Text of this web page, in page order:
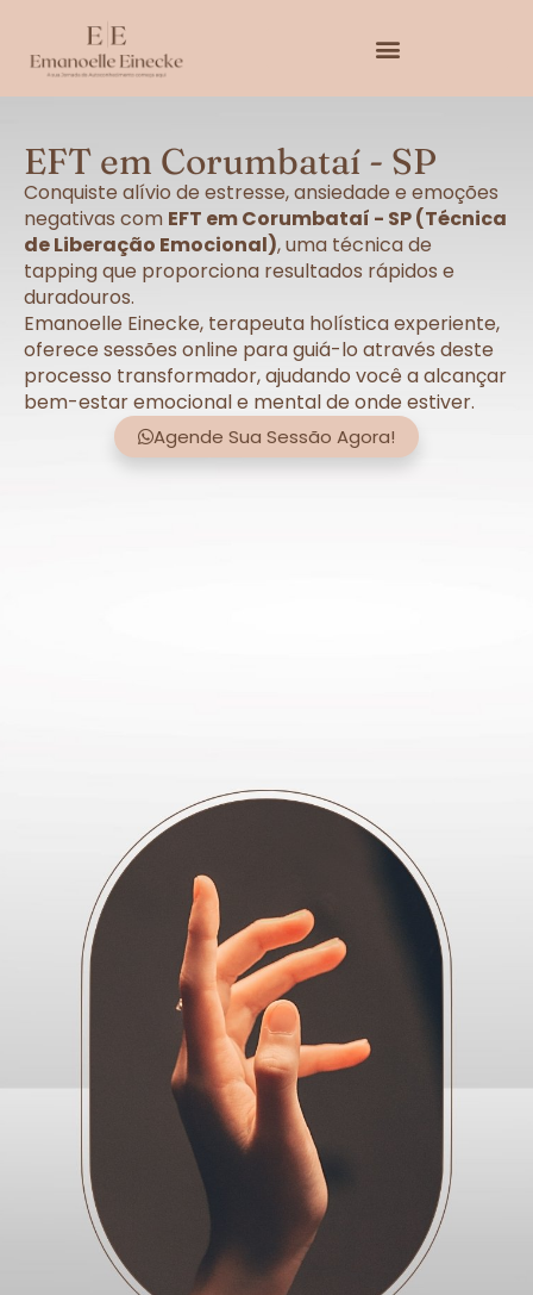
EFT em Corumbataí - SP
Conquiste alívio de estresse, ansiedade e emoções
negativas com EFT em Corumbataí - SP (Técnica
de Liberação Emocional), uma técnica de
tapping que proporciona resultados rápidos e
duradouros.
Emanoelle Einecke, terapeuta holística experiente,
oferece sessões online para guiá-lo através deste
processo transformador, ajudando você a alcançar
bem-estar emocional e mental de onde estiver.
Agende Sua Sessão Agora!